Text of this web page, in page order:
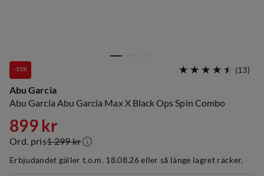
-31% (13)
Abu Garcia
Abu Garcia Abu Garcia Max X Black Ops Spin Combo
discounted
price
899 kr
original
price
Ord. pris1 299 kr
Erbjudandet gäller t.o.m. 18.08.26 eller så länge lagret räcker.